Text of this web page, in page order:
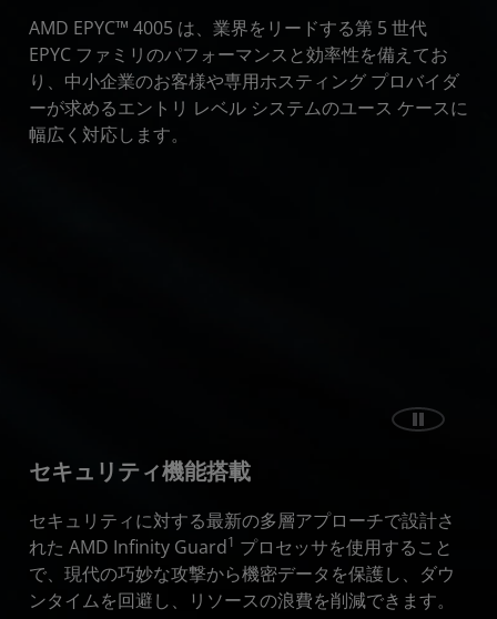
AMD EPYC™ 4005 は、業界をリードする第 5 世代
EPYC ファミリのパフォーマンスと効率性を備えてお
り、中小企業のお客様や専用ホスティング プロバイダ
ーが求めるエントリ レベル システムのユース ケースに
幅広く対応します。
セキュリティ機能搭載
セキュリティに対する最新の多層アプローチで設計さ
れた AMD Infinity Guard1 プロセッサを使用すること
で、現代の巧妙な攻撃から機密データを保護し、ダウ
ンタイムを回避し、リソースの浪費を削減できます。